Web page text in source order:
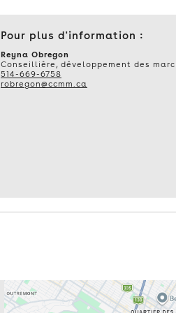
Pour plus d'information :
Reyna Obregon
Conseillière, développement des
514-669-6758
robregon@ccmm.ca